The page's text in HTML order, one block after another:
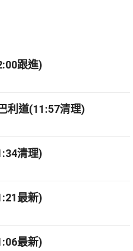
跟進)
利道(11:57清理)
清理)
最新)
最新)